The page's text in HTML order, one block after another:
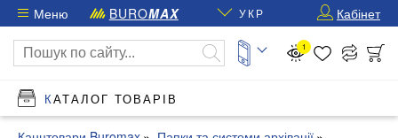
Меню BUROMAX УКР Кабінет
1
КАТАЛОГ ТОВАРІВ